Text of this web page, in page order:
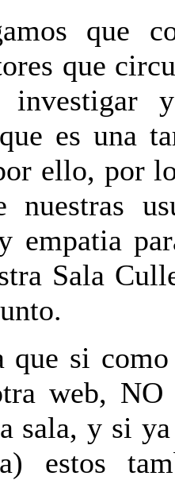
que
que
investigar
es una
ello, por
nuestras
empatia
Sala
que si
web,
sala, y si
estos